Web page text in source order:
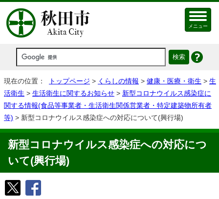
メニュー
現在の位置： トップページ > くらしの情報 > 健康・医療・衛生 > 生
活衛生 > 生活衛生に関するお知らせ > 新型コロナウイルス感染症に
関する情報(食品等事業者・生活衛生関係営業者・特定建築物所有者
等) > 新型コロナウイルス感染症への対応について(興行場)
新型コロナウイルス感染症への対応につ
いて(興行場)